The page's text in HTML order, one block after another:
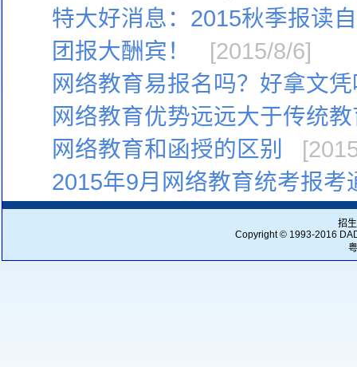
特大好消息：2015秋季报读
团报大酬宾！
[2015/8/6]
网络教育易报名吗？好拿文
网络教育优势远远大于传统
网络教育和函授的区别
2015年9月网络教育统考报考
招
Copyright © 1993-2016
粤